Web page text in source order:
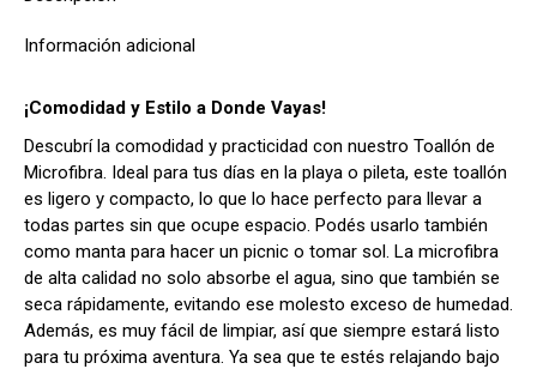
Información adicional
¡Comodidad y Estilo a Donde Vayas!
Descubrí la comodidad y practicidad con nuestro Toallón de
Microfibra. Ideal para tus días en la playa o pileta, este toallón
es ligero y compacto, lo que lo hace perfecto para llevar a
todas partes sin que ocupe espacio. Podés usarlo también
como manta para hacer un picnic o tomar sol. La microfibra
de alta calidad no solo absorbe el agua, sino que también se
seca rápidamente, evitando ese molesto exceso de humedad.
Además, es muy fácil de limpiar, así que siempre estará listo
para tu próxima aventura. Ya sea que te estés relajando bajo